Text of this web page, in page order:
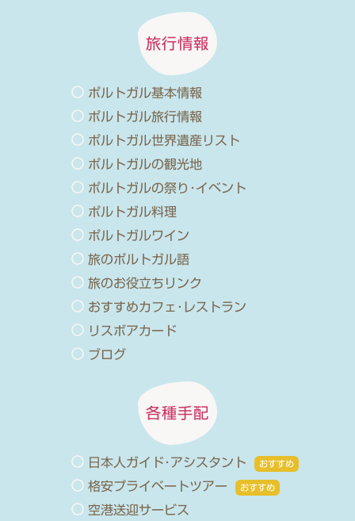
旅行情報
ポルトガル基本情報
ポルトガル旅行情報
ポルトガル世界遺産リスト
ポルトガルの観光地
ポルトガルの祭り･イベント
ポルトガル料理
ポルトガルワイン
旅のポルトガル語
旅のお役立ちリンク
おすすめカフェ･レストラン
リスボアカード
ブログ
各種手配
日本人ガイド･アシスタント おすすめ
格安プライベートツアー おすすめ
空港送迎サービス